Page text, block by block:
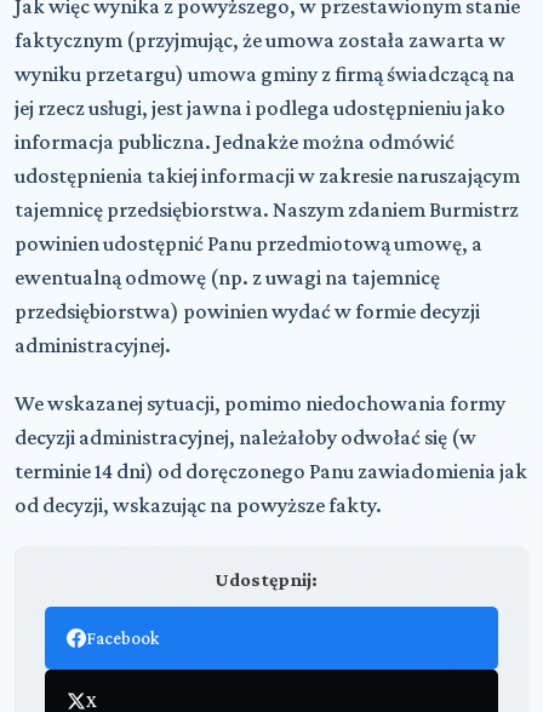
Jak więc wynika z powyższego, w przestawionym stanie
faktycznym (przyjmując, że umowa została zawarta w
wyniku przetargu) umowa gminy z firmą świadczącą na
jej rzecz usługi, jest jawna i podlega udostępnieniu jako
informacja publiczna. Jednakże można odmówić
udostępnienia takiej informacji w zakresie naruszającym
tajemnicę przedsiębiorstwa. Naszym zdaniem Burmistrz
powinien udostępnić Panu przedmiotową umowę, a
ewentualną odmowę (np. z uwagi na tajemnicę
przedsiębiorstwa) powinien wydać w formie decyzji
administracyjnej.
We wskazanej sytuacji, pomimo niedochowania formy
decyzji administracyjnej, należałoby odwołać się (w
terminie 14 dni) od doręczonego Panu zawiadomienia jak
od decyzji, wskazując na powyższe fakty.
Udostępnij:
Facebook
X